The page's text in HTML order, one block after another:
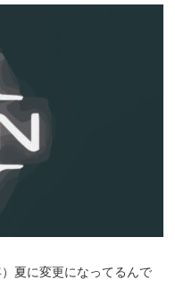
夏に変更になってるんで